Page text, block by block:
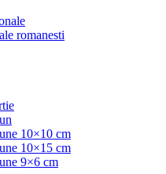
romanesti
10×10 cm
10×15 cm
9×6 cm